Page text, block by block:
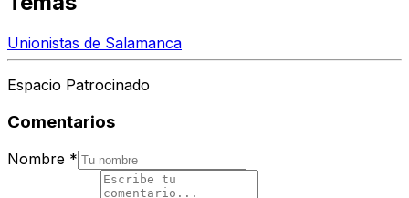
Unionistas de Salamanca
Espacio Patrocinado
Comentarios
Nombre *